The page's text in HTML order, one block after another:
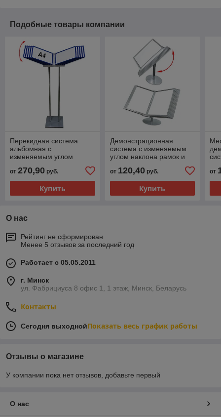
Подобные товары компании
Перекидная система
альбомная с
изменяемым углом
от 270,90 руб.
Купить
Демонстрационная
система с изменяемым
углом наклона рамок и
металлическим
основанием
от 120,40руб.
Купить
от
О нас
Рейтинг не сформирован
Менее 5 отзывов за последний год
Работает с 05.05.2011
г. Минск
ул. Фабрициуса 8 офис 1, 1 этаж, Минск, Беларусь
Контакты
Сегодня выходнойПоказать весь график работы
Отзывы о магазине
У компании пока нет отзывов, добавьте первый
О нас